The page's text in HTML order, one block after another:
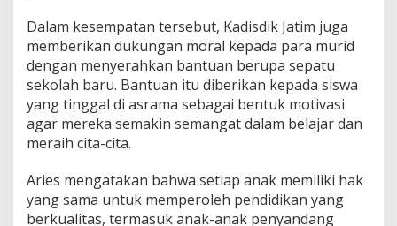
t
o
,
B
r
i
t
v
Dalam kesempatan tersebut, Kadisdik Jatim juga
memberikan dukungan moral kepada para murid
dengan menyerahkan bantuan berupa sepatu
sekolah baru. Bantuan itu diberikan kepada siswa
yang tinggal di asrama sebagai bentuk motivasi
agar mereka semakin semangat dalam belajar dan
meraih cita-cita.
Aries mengatakan bahwa setiap anak memiliki hak
yang sama untuk memperoleh pendidikan yang
berkualitas, termasuk anak-anak penyandang